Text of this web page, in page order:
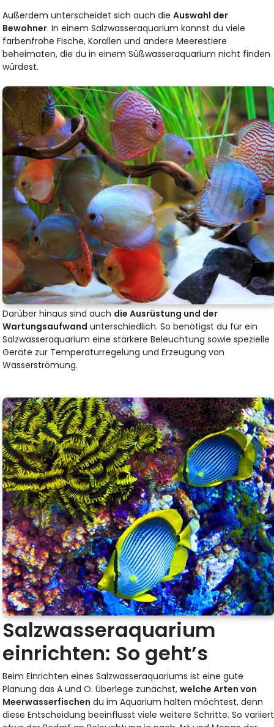
Außerdem unterscheidet sich auch dieAuswahl der
Bewohner. In einem Salzwasseraquarium kannst du viele
farbenfrohe Fische, Korallen und andere Meerestiere
beheimaten, die du in einem Süßwasseraquarium nicht finden
würdest.
Darüber hinaus sind auch die Ausrüstung und der
Wartungsaufwand unterschiedlich. So benötigst du für ein
Salzwasseraquarium eine stärkere Beleuchtung sowie spezielle
Geräte zur Temperaturregelung und Erzeugung von
Wasserströmung.
Salzwasseraquarium
einrichten: So geht’s
Beim Einrichten eines Salzwasseraquariums ist eine gute
Planung das A und O. Überlege zunächst,welche Arten von
Meerwasserfischen du im Aquarium halten möchtest, denn
diese Entscheidung beeinflusst viele weitere Schritte. So variiert